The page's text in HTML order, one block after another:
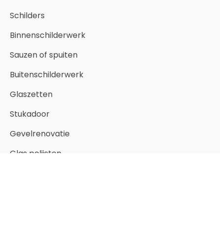
Schilders
Binnenschilderwerk
Sauzen of spuiten
Buitenschilderwerk
Glaszetten
Stukadoor
Gevelrenovatie
Glas polijsten